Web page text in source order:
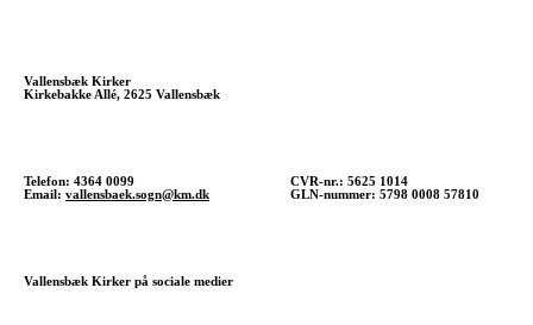
Vallensbæk Kirker
Kirkebakke Allé, 2625 Vallensbæk
Telefon: 4364 0099
Email: vallensbaek.sogn@km.dk
CVR-nr.: 5625 1014
GLN-nummer: 5798 0008 57810
Vallensbæk Kirker på sociale medier